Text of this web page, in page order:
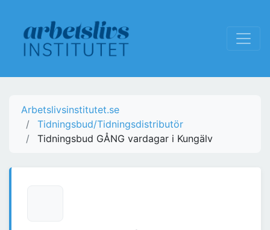
Arbetslivsinstitutet.se
Tidningsbud/Tidningsdistributör
Tidningsbud GÅNG vardagar i Kungälv